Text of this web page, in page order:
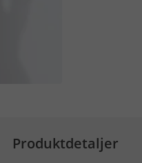
Produktdetaljer